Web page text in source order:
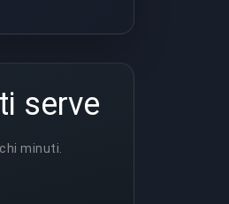
serve
minuti.